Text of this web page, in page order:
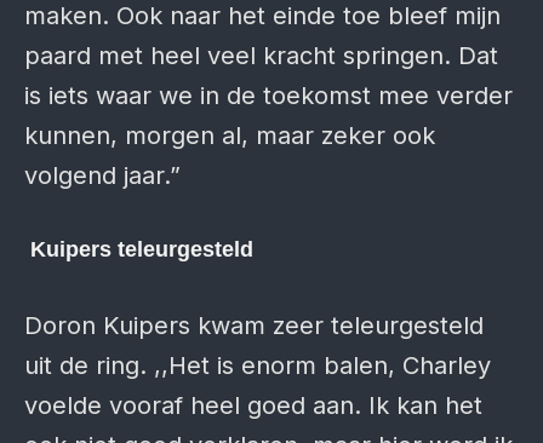
maken. Ook naar het einde toe bleef mijn
paard met heel veel kracht springen. Dat
is iets waar we in de toekomst mee verder
kunnen, morgen al, maar zeker ook
volgend jaar.”
Kuipers teleurgesteld
Doron Kuipers kwam zeer teleurgesteld
uit de ring. ,,Het is enorm balen, Charley
voelde vooraf heel goed aan. Ik kan het